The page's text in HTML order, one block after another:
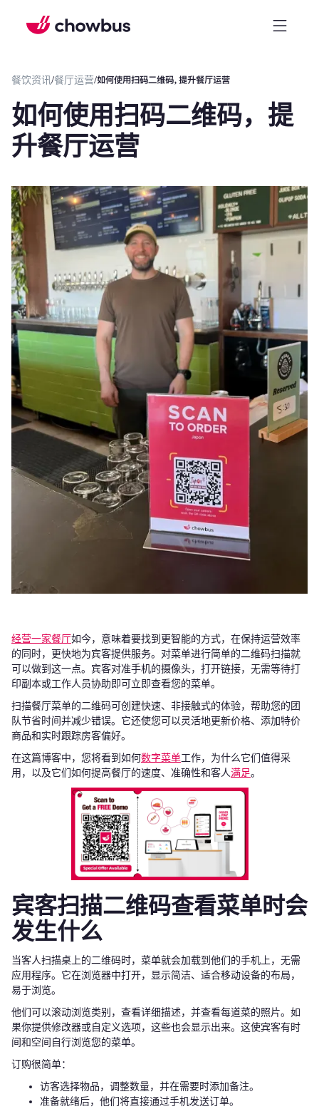
餐饮资讯/餐厅运营/如何使用扫码二维码，提升餐厅运营
如何使用扫码二维码，提
升餐厅运营
经营一家餐厅如今，意味着要找到更智能的方式，在保持运营效率
的同时，更快地为宾客提供服务。对菜单进行简单的二维码扫描就
可以做到这一点。宾客对准手机的摄像头，打开链接，无需等待打
印副本或工作人员协助即可立即查看您的菜单。
扫描餐厅菜单的二维码可创建快速、非接触式的体验，帮助您的团
队节省时间并减少错误。它还使您可以灵活地更新价格、添加特价
商品和实时跟踪房客偏好。
在这篇博客中，您将看到如何数字菜单工作，为什么它们值得采
用，以及它们如何提高餐厅的速度、准确性和客人满足。
宾客扫描二维码查看菜单时会
发生什么
当客人扫描桌上的二维码时，菜单就会加载到他们的手机上，无需
应用程序。它在浏览器中打开，显示简洁、适合移动设备的布局，
易于浏览。
他们可以滚动浏览类别，查看详细描述，并查看每道菜的照片。如
果你提供修改器或自定义选项，这些也会显示出来。这使宾客有时
间和空间自行浏览您的菜单。
订购很简单：
访客选择物品，调整数量，并在需要时添加备注。
准备就绪后，他们将直接通过手机发送订单。